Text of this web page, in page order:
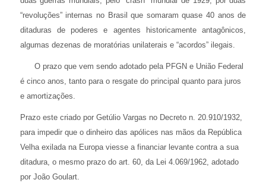
“revoluções” internas no Brasil que somaram quase 40 anos de
ditaduras de poderes e agentes historicamente antagônicos,
algumas dezenas de moratórias unilaterais e “acordos” ilegais.
O prazo que vem sendo adotado pela PFGN e União Federal
é cinco anos, tanto para o resgate do principal quanto para juros
e amortizações.
Prazo este criado por Getúlio Vargas no Decreto n. 20.910/1932,
para impedir que o dinheiro das apólices nas mãos da República
Velha exilada na Europa viesse a financiar levante contra a sua
ditadura, o mesmo prazo do art. 60, da Lei 4.069/1962, adotado
por João Goulart.